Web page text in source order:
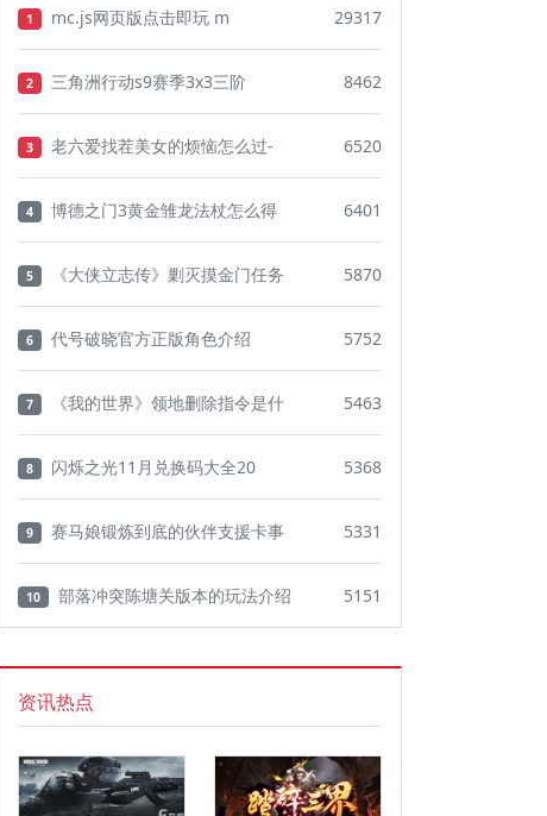
1 mc.js网页版点击即玩 m 29317
2 三角洲行动s9赛季3x3三阶 8462
3 老六爱找茬美女的烦恼怎么过- 6520
4 博德之门3黄金雏龙法杖怎么得 6401
5 《大侠立志传》剿灭摸金门任务 5870
6 代号破晓官方正版角色介绍 5752
7 《我的世界》领地删除指令是什 5463
8 闪烁之光11月兑换码大全20 5368
9 赛马娘锻炼到底的伙伴支援卡事 5331
10 部落冲突陈塘关版本的玩法介绍 5151
资讯热点